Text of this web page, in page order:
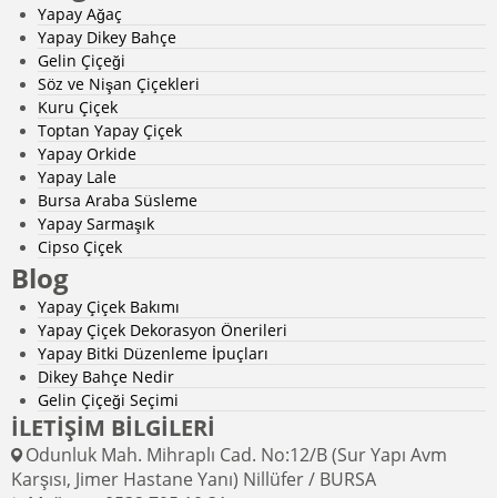
Yapay Ağaç
Yapay Dikey Bahçe
Gelin Çiçeği
Söz ve Nişan Çiçekleri
Kuru Çiçek
Toptan Yapay Çiçek
Yapay Orkide
Yapay Lale
Bursa Araba Süsleme
Yapay Sarmaşık
Cipso Çiçek
Blog
Yapay Çiçek Bakımı
Yapay Çiçek Dekorasyon Önerileri
Yapay Bitki Düzenleme İpuçları
Dikey Bahçe Nedir
Gelin Çiçeği Seçimi
İLETİŞİM BİLGİLERİ
Odunluk Mah. Mihraplı Cad. No:12/B (Sur Yapı Avm
Karşısı, Jimer Hastane Yanı) Nillüfer / BURSA